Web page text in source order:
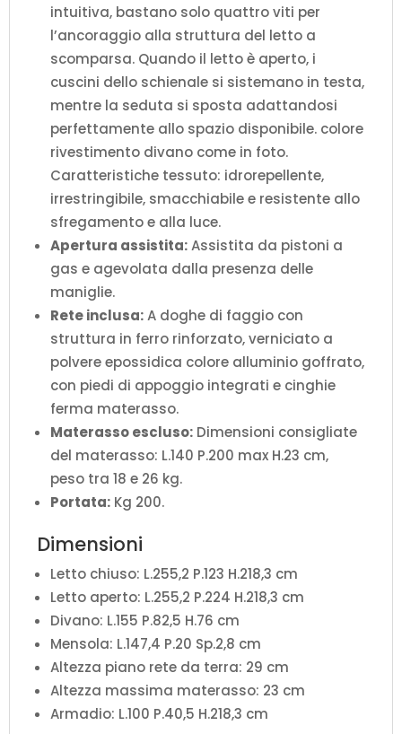
intuitiva, bastano solo quattro viti per
l’ancoraggio alla struttura del letto a
scomparsa. Quando il letto è aperto, i
cuscini dello schienale si sistemano in testa,
mentre la seduta si sposta adattandosi
perfettamente allo spazio disponibile. colore
rivestimento divano come in foto.
Caratteristiche tessuto: idrorepellente,
irrestringibile, smacchiabile e resistente allo
sfregamento e alla luce.
Apertura assistita:Assistita da pistoni a
gas e agevolata dalla presenza delle
maniglie.
Rete inclusa:A doghe di faggio con
struttura in ferro rinforzato, verniciato a
polvere epossidica colore alluminio goffrato,
con piedi di appoggio integrati e cinghie
ferma materasso.
Materasso escluso: Dimensioni consigliate
del materasso: L.140 P.200 max H.23 cm,
peso tra 18 e 26 kg.
Portata: Kg 200.
Dimensioni
Letto chiuso: L.255,2 P.123 H.218,3 cm
Letto aperto: L.255,2 P.224 H.218,3 cm
Divano: L.155 P.82,5 H.76 cm
Mensola: L.147,4 P.20 Sp.2,8 cm
Altezza piano rete da terra: 29 cm
Altezza massima materasso: 23 cm
Armadio: L.100 P.40,5 H.218,3 cm